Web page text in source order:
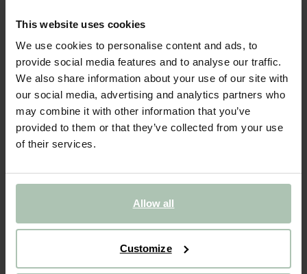
This website uses cookies
We use cookies to personalise content and ads, to
provide social media features and to analyse our traffic.
We also share information about your use of our site with
our social media, advertising and analytics partners who
may combine it with other information that you’ve
provided to them or that they’ve collected from your use
of their services.
Allow all
Customize
Payer après coup
Livraison rapide
AVIS (1)
DESCRIPTION
DÉTAILS DU PRODUIT